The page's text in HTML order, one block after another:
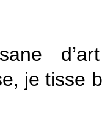
je tisse